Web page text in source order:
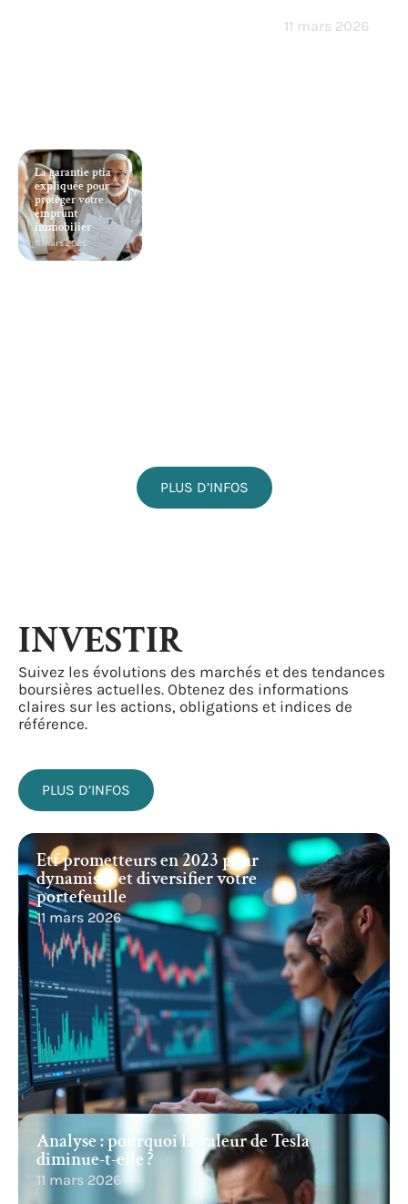
La garantie ptia
expliquée pour
protéger votre
emprunt
immobilier
11 mars 2026
11 mars 2026
PLUS D’INFOS
INVESTIR
Suivez les évolutions des marchés et des tendances
boursières actuelles. Obtenez des informations
claires sur les actions, obligations et indices de
référence.
PLUS D’INFOS
Etf prometteurs en 2023 pour
dynamiser et diversifier votre
portefeuille
11 mars 2026
Analyse : pourquoi la valeur de Tesla
diminue-t-elle ?
11 mars 2026